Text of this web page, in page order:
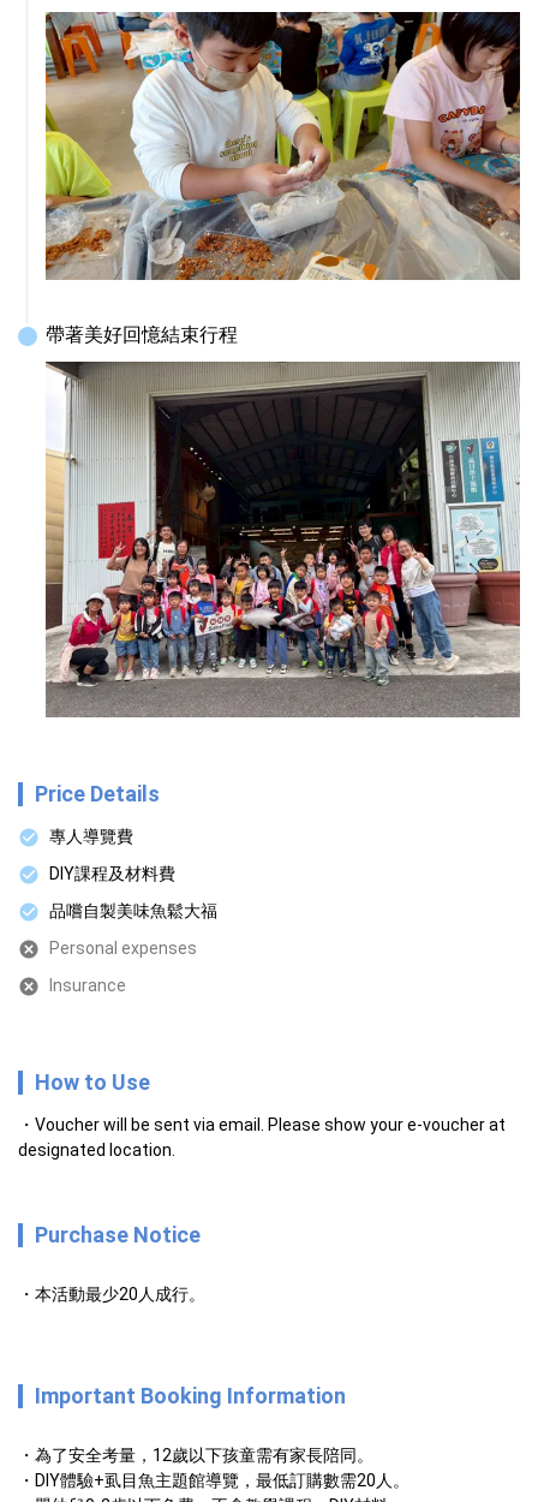
帶著美好回憶結束行程
Price Details
專人導覽費
DIY課程及材料費
品嚐自製美味魚鬆大福
Personal expenses
Insurance
How to Use
Voucher will be sent via email. Please show your e-voucher at
designated location.
Purchase Notice
・本活動最少20人成行。
Important Booking Information
・為了安全考量，12歲以下孩童需有家長陪同。
・DIY體驗+虱目魚主題館導覽，最低訂購數需20人。